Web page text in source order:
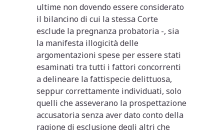
ultime non dovendo essere considerato
il bilancino di cui la stessa Corte
esclude la pregnanza probatoria -, sia
la manifesta illogicità delle
argomentazioni spese per essere stati
esaminati tra tutti i fattori concorrenti
a delineare la fattispecie delittuosa,
seppur correttamente individuati, solo
quelli che asseverano la prospettazione
accusatoria senza aver dato conto della
ragione di esclusione degli altri che